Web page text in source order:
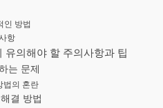
인 방법
항
유의해야 할 주의사항과 팁
는 문제
법의 혼란
결 방법